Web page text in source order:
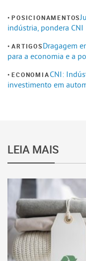
POSICIONAMENTOS
indústria, pondera CNI
ARTIGOSDragagem
para a economia e a
ECONOMIACNI:
investimento em
LEIA MAIS